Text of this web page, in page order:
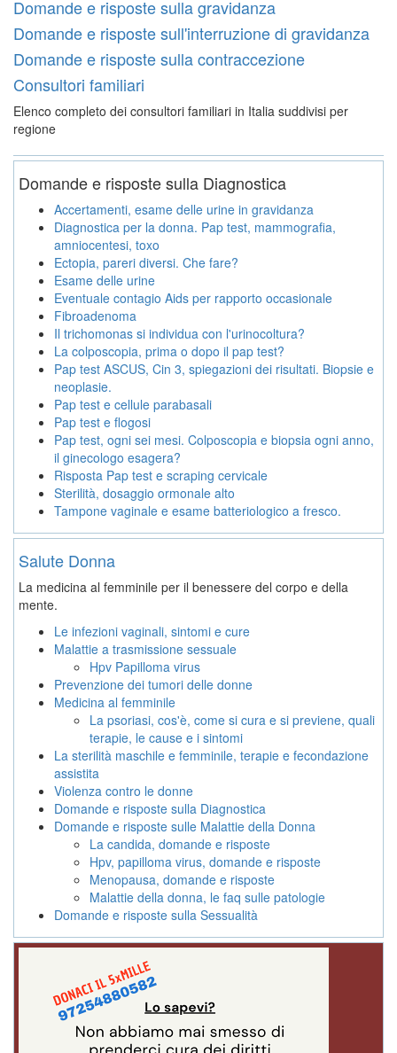
Domande e risposte sulla gravidanza
Domande e risposte sull'interruzione di gravidanza
Domande e risposte sulla contraccezione
Consultori familiari
Elenco completo dei consultori familiari in Italia suddivisi per
regione
Domande e risposte sulla Diagnostica
Accertamenti, esame delle urine in gravidanza
Diagnostica per la donna. Pap test, mammografia,
amniocentesi, toxo
Ectopia, pareri diversi. Che fare?
Esame delle urine
Eventuale contagio Aids per rapporto occasionale
Fibroadenoma
Il trichomonas si individua con l'urinocoltura?
La colposcopia, prima o dopo il pap test?
Pap test ASCUS, Cin 3, spiegazioni dei risultati. Biopsie e
neoplasie.
Pap test e cellule parabasali
Pap test e flogosi
Pap test, ogni sei mesi. Colposcopia e biopsia ogni anno,
il ginecologo esagera?
Risposta Pap test e scraping cervicale
Sterilità, dosaggio ormonale alto
Tampone vaginale e esame batteriologico a fresco.
Salute Donna
La medicina al femminile per il benessere del corpo e della
mente.
Le infezioni vaginali, sintomi e cure
Malattie a trasmissione sessuale
Hpv Papilloma virus
Prevenzione dei tumori delle donne
Medicina al femminile
La psoriasi, cos'è, come si cura e si previene, quali
terapie, le cause e i sintomi
La sterilità maschile e femminile, terapie e fecondazione
assistita
Violenza contro le donne
Domande e risposte sulla Diagnostica
Domande e risposte sulle Malattie della Donna
La candida, domande e risposte
Hpv, papilloma virus, domande e risposte
Menopausa, domande e risposte
Malattie della donna, le faq sulle patologie
Domande e risposte sulla Sessualità